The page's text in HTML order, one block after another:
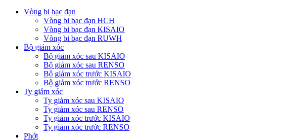
Vòng bi bạc đạn
Vòng bi bạc đạn HCH
Vòng bi bạc đạn KISAIO
Vòng bi bạc đạn RUWH
Bộ giảm xóc
Bộ giảm xóc sau KISAIO
Bộ giảm xóc sau RENSO
Bộ giảm xóc trước KISAIO
Bộ giảm xóc trước RENSO
Ty giảm xóc
Ty giảm xóc sau KISAIO
Ty giảm xóc sau RENSO
Ty giảm xóc trước KISAIO
Ty giảm xóc trước RENSO
Phớt